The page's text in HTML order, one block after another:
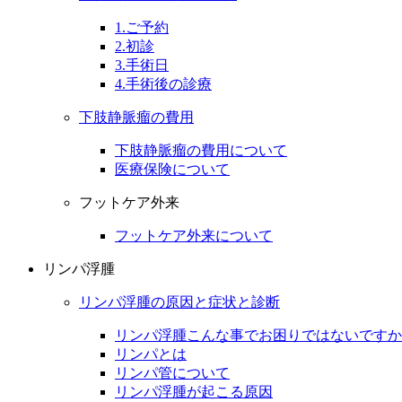
1.ご予約
2.初診
3.手術日
4.手術後の診療
下肢静脈瘤の費用
下肢静脈瘤の費用について
医療保険について
フットケア外来
フットケア外来について
リンパ浮腫
リンパ浮腫の原因と症状と診断
リンパ浮腫こんな事でお困りではないです
リンパとは
リンパ管について
リンパ浮腫が起こる原因